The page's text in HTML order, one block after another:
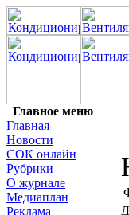
Главное меню
Главная
Новости
СОК онлайн
Рубрики
О журнале
Медиаплан
Реклама